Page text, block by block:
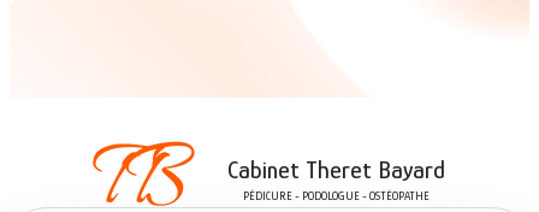
Cabinet Theret Bayard
PÉDICURE - PODOLOGUE - OSTÉOPATHE